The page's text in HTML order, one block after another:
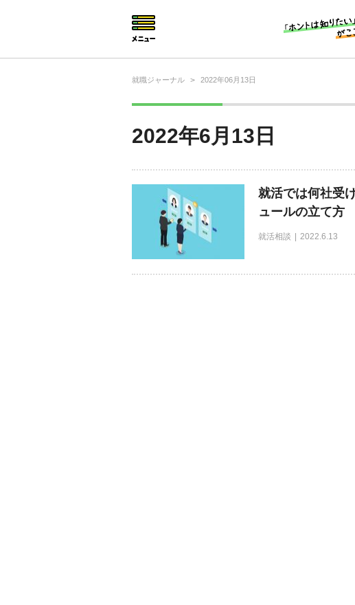
就職ジャーナル > 2022年06月13日
2022年6月13日
就活では何社受
ュールの立て方
就活相談 2022.6.13
仕事の選び方・ヒント
就活コラム